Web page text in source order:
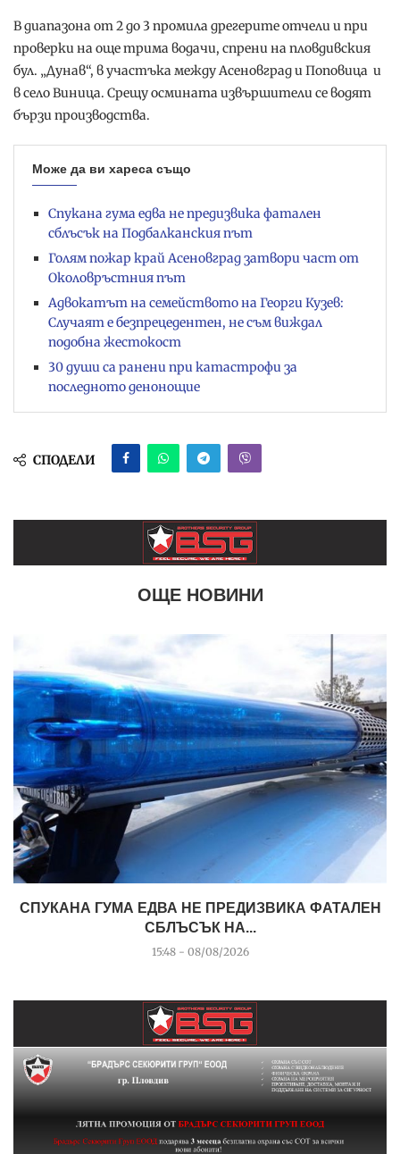
В диапазона от 2 до 3 промила дрегерите отчели и при
проверки на още трима водачи, спрени на пловдивския
бул. „Дунав“, в участъка между Асеновград и Поповица и
в село Виница. Срещу осмината извършители се водят
бързи производства.
Може да ви хареса също
Спукана гума едва не предизвика фатален
сблъсък на Подбалканския път
Голям пожар край Асеновград затвори част от
Околовръстния път
Адвокатът на семейството на Георги Кузев:
Случаят е безпрецедентен, не съм виждал
подобна жестокост
30 души са ранени при катастрофи за
последното денонощие
СПОДЕЛИ
ОЩЕ НОВИНИ
СПУКАНА ГУМА ЕДВА НЕ ПРЕДИЗВИКА ФАТАЛЕН
СБЛЪСЪК НА...
15:48 - 08/08/2026